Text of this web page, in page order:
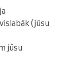
(jūsu
jūsu